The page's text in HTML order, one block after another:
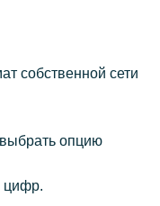
собственной сети
опцию
цифр.